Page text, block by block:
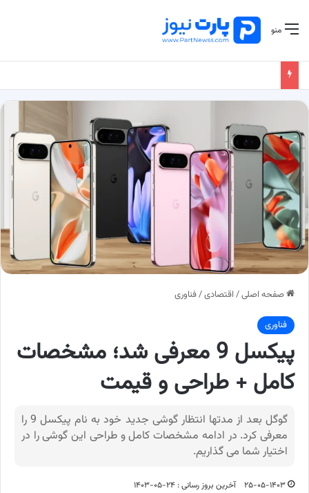
منو
صفحه اصلی/ اقتصادی/فناوری
فناوری
پیکسل 9 معرفی شد؛ مشخصات
کامل + طراحی و قیمت
گوگل بعد از مدتها انتظار گوشی جدید خود به نام پیکسل 9 را
معرفی کرد. در ادامه مشخصات کامل و طراحی این گوشی را در
اختیار شما می گذاریم.
۲۵-۰۵-۱۴۰۳
آخرین بروز رسانی : ۲۴-۰۵-۱۴۰۳